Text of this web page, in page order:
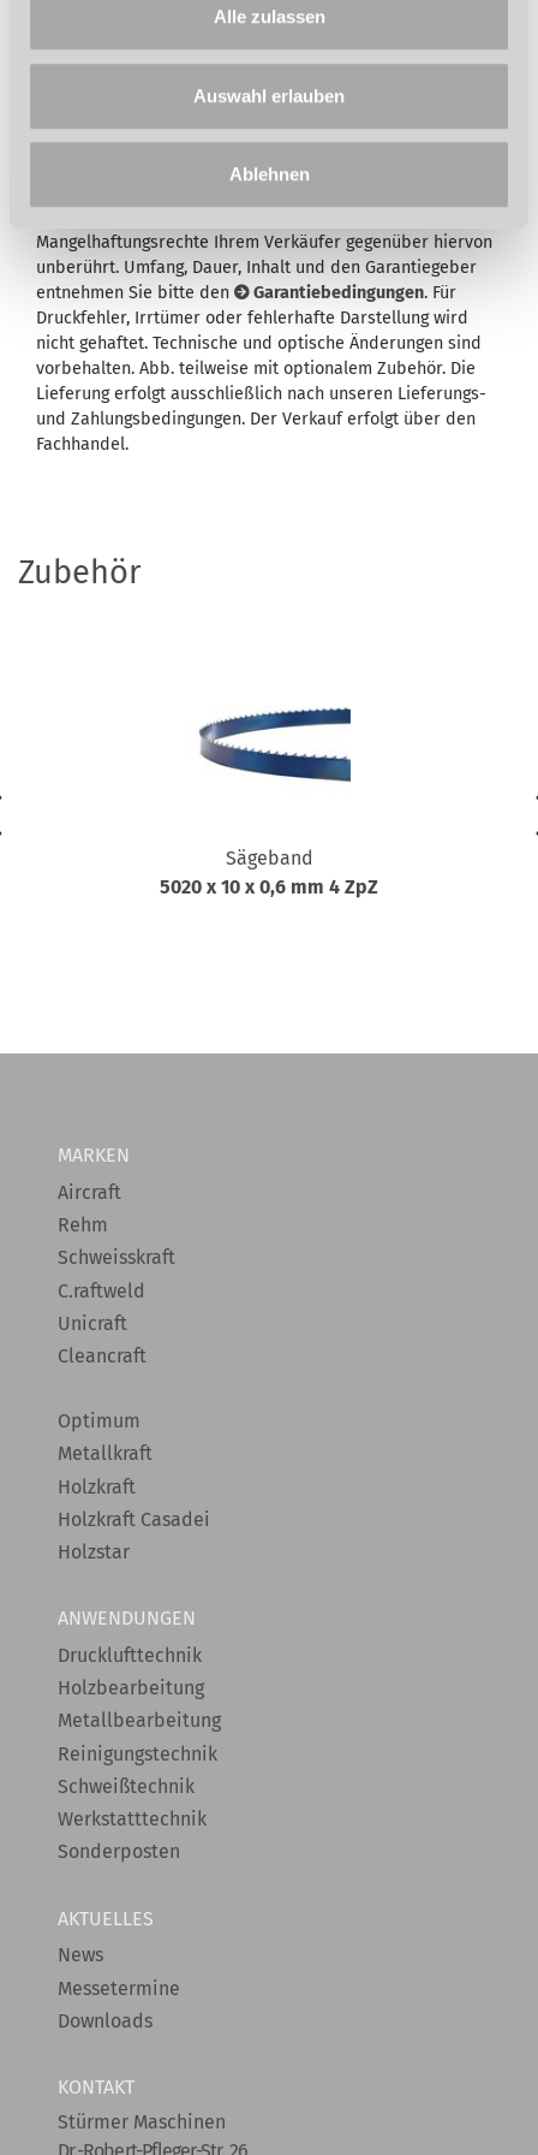
Alle zulassen
Auswahl erlauben
Ablehnen
Wird in der Artikelbeschreibung und/oder in der
Mangelhaftungsrechte Ihrem Verkäufer gegenüber hiervon
unberührt. Umfang, Dauer, Inhalt und den Garantiegeber
entnehmen Sie bitte den
Garantiebedingungen. Für
Druckfehler, Irrtümer oder fehlerhafte Darstellung wird
nicht gehaftet. Technische und optische Änderungen sind
vorbehalten. Abb. teilweise mit optionalem Zubehör. Die
Lieferung erfolgt ausschließlich nach unseren Lieferungs-
und Zahlungsbedingungen. Der Verkauf erfolgt über den
Fachhandel.
Zubehör
Sägeband
5020 x 10 x 0,6 mm 4 ZpZ
MARKEN
Aircraft
Rehm
Schweisskraft
C.raftweld
Unicraft
Cleancraft
Optimum
Metallkraft
Holzkraft
Holzkraft Casadei
Holzstar
ANWENDUNGEN
Drucklufttechnik
Holzbearbeitung
Metallbearbeitung
Reinigungstechnik
Schweißtechnik
Werkstatttechnik
Sonderposten
AKTUELLES
News
Messetermine
Downloads
KONTAKT
Stürmer Maschinen